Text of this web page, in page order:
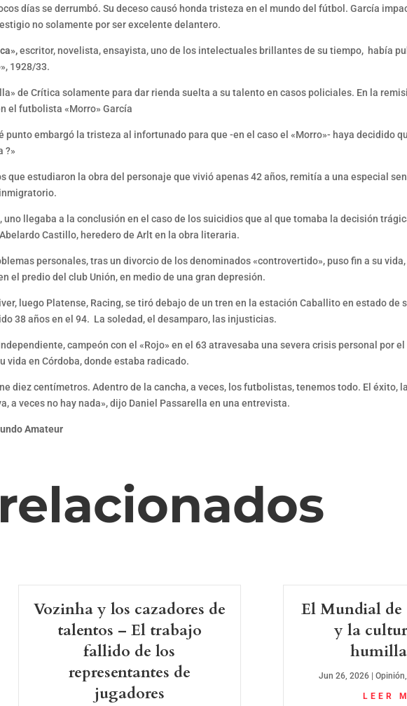
días se derrumbó. Su deceso causó honda tristeza en el mundo del fútbol. García
no solamente por ser excelente delantero.
escritor, novelista, ensayista, uno de los intelectuales brillantes de su tiempo, había
1928/33.
de Crítica solamente para dar rienda suelta a su talento en casos policiales. En la
el futbolista «Morro» García
punto embargó la tristeza al infortunado para que -en el caso el «Morro»- haya decidido
?»
que estudiaron la obra del personaje que vivió apenas 42 años, remitía a una especial
, uno llegaba a la conclusión en el caso de los suicidios que al que tomaba la decisión
Castillo, heredero de Arlt en la obra literaria.
personales, tras un divorcio de los denominados «controvertido», puso fin a su
el predio del club Unión, en medio de una gran depresión.
luego Platense, Racing, se tiró debajo de un tren en la estación Caballito en estado de
38 años en el 94. La soledad, el desamparo, las injusticias.
campeón con el «Rojo» en el 63 atravesaba una severa crisis personal por
vida en Córdoba, donde estaba radicado.
diez centímetros. Adentro de la cancha, a veces, los futbolistas, tenemos todo. El éxito,
a veces no hay nada», dijo Daniel Passarella en una entrevista.
Amateur
Vozinha y los cazadores de
talentos – El trabajo
fallido de los
representantes de
jugadores
El Mundial de
y la
Jun 26, 2026 |Opinión
LEER